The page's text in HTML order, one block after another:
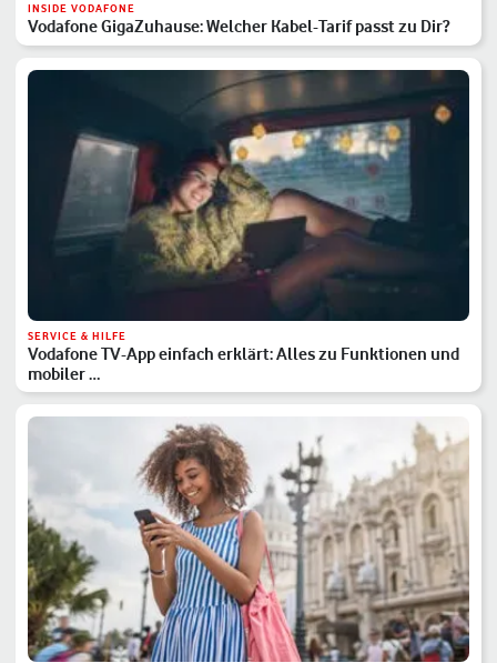
INSIDE VODAFONE
Vodafone GigaZuhause: Welcher Kabel-Tarif passt zu Dir?
SERVICE & HILFE
Vodafone TV-App einfach erklärt: Alles zu Funktionen und
mobiler …